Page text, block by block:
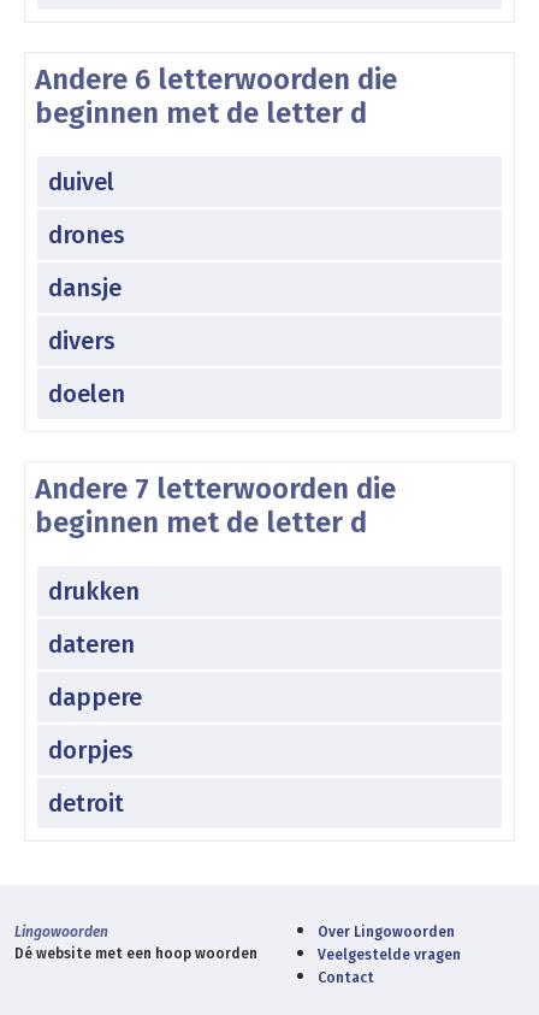
Andere 6 letterwoorden die
beginnen met de letter d
duivel
drones
dansje
divers
doelen
Andere 7 letterwoorden die
beginnen met de letter d
drukken
dateren
dappere
dorpjes
detroit
Lingowoorden
Dé website met een hoop woorden
Over Lingowoorden
Veelgestelde vragen
Contact